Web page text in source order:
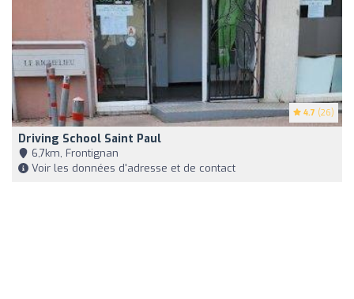
4.7 (26)
Driving School Saint Paul
6,7km, Frontignan
Voir les données d'adresse et de contact